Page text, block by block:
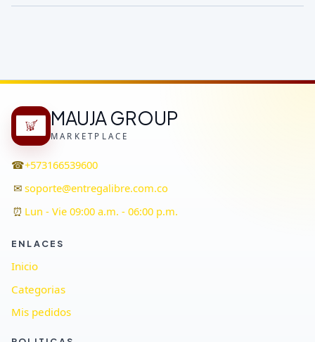
MAUJA GROUP
MARKETPLACE
☎+573166539600
✉ soporte@entregalibre.com.co
⏰ Lun - Vie 09:00 a.m. - 06:00 p.m.
ENLACES
Inicio
Categorias
Mis pedidos